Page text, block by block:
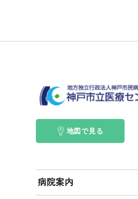
地図で見る
病院案内